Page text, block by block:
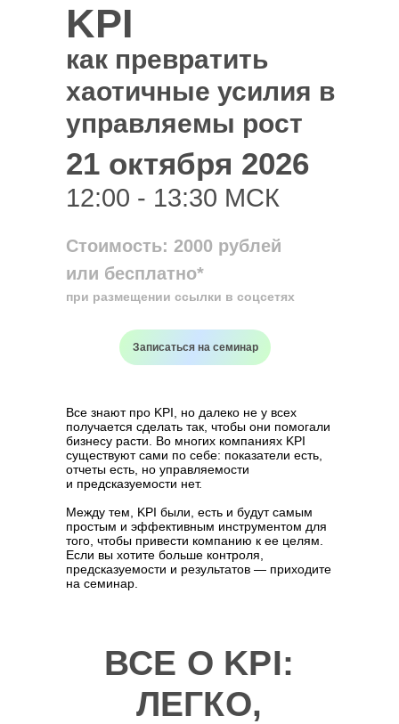
Записаться на семинар
при размещении ссылки в соцсетях
Стоимость: 2000 рублей
или бесплатно*
21 октября 2026
12:00 - 13:30 МСК
KPI
как превратить
хаотичные усилия в
управляемы рост
Все знают про KPI, но далеко не у всех
получается сделать так, чтобы они помогали
бизнесу расти. Во многих компаниях KPI
существуют сами по себе: показатели есть,
отчеты есть, но управляемости
и предсказуемости нет.
Между тем, KPI были, есть и будут самым
простым и эффективным инструментом для
того, чтобы привести компанию к ее целям.
Если вы хотите больше контроля,
предсказуемости и результатов — приходите
на семинар.
ВСЕ О KPI:
ЛЕГКО,